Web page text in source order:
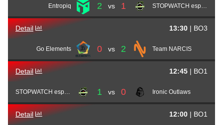
Entropiq 2 vs 1 STOPWATCH esports
Detail
Go Elements 0 vs 2 Team NARCIS
13:30 | BO3
Detail
STOPWATCH esports 1 vs 0 Ironic Outlaws
12:45 | BO1
Detail 12:00 | BO1